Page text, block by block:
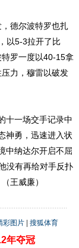
德尔波特罗也扎
以5-3拉开了比
罗一度以40-15拿
力，穆雷以破发
十一场交手记录中
神勇，迅速进入状
中纳达尔开启不屈
没有再给对手反扑
王威廉）
彩图片 搜狐体育
年夺冠